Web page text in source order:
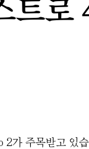
트로
가 주목받고